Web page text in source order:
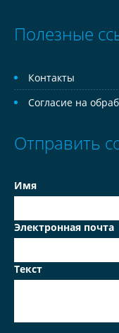
Полезные
Контакты
Согласие на
Отправить
Имя
Электронная почта
Текст